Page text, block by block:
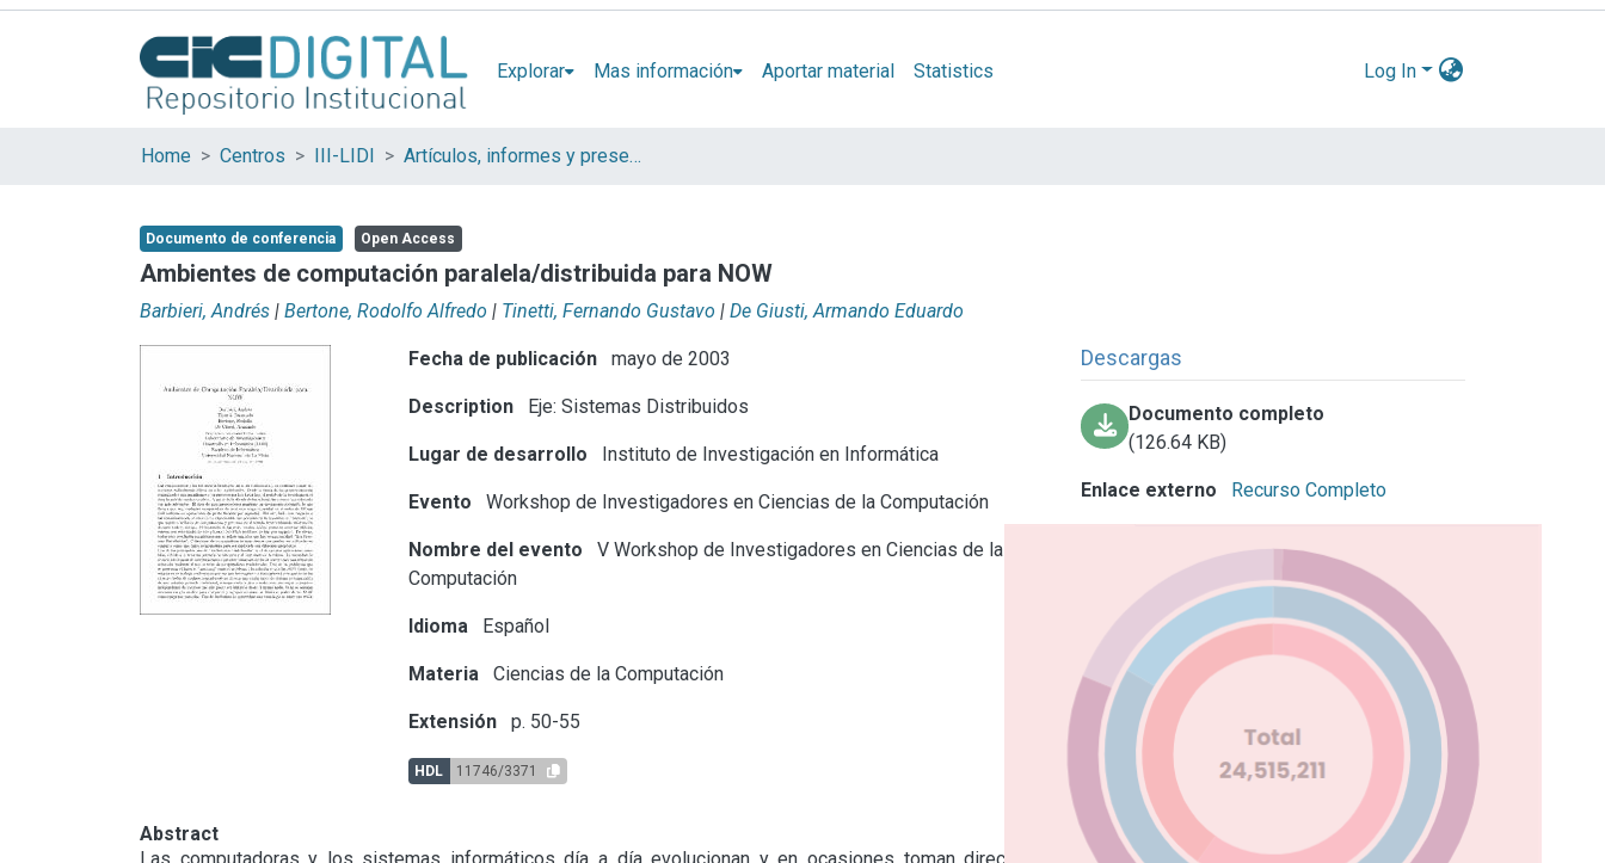
Explorar Mas información Aportar material Statistics Log In
Home Centros III-LIDI Artículos, informes y presentaciones en Congresos
Documento de conferencia Open Access
Ambientes de computación paralela/distribuida para NOW
Barbieri, Andrés | Bertone, Rodolfo Alfredo | Tinetti, Fernando Gustavo | De Giusti, Armando Eduardo
Fecha de publicación mayo de 2003
Description Eje: Sistemas Distribuidos
Lugar de desarrollo Instituto de Investigación en Informática
Evento Workshop de Investigadores en Ciencias de la Computación
Nombre del evento
V Workshop de Investigadores en Ciencias de la
Computación
Idioma Español
Materia Ciencias de la Computación
Extensión p. 50-55
HDL 11746/3371
Descargas
Documento completo
(126.64 KB)
Enlace externo Recurso Completo
Abstract